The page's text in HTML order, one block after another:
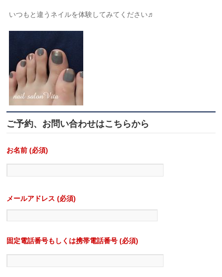
いつもと違うネイルを体験してみてください♬
ご予約、お問い合わせはこちらから
お名前 (必須)
メールアドレス (必須)
固定電話番号もしくは携帯電話番号 (必須)